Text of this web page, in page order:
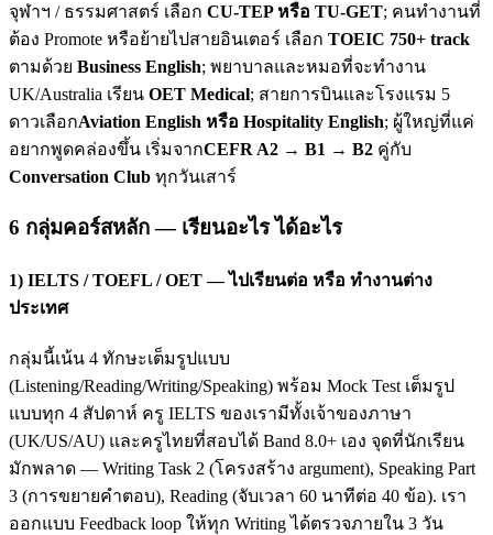
จุฬาฯ / ธรรมศาสตร์ เลือก CU-TEP หรือ TU-GET; คนทำงานที่
ต้อง Promote หรือย้ายไปสายอินเตอร์ เลือก TOEIC 750+ track
ตามด้วย Business English; พยาบาลและหมอที่จะทำงาน
UK/Australia เรียน OET Medical; สายการบินและโรงแรม 5
ดาวเลือกAviation English หรือ Hospitality English; ผู้ใหญ่ที่แค่
อยากพูดคล่องขึ้น เริ่มจากCEFR A2 → B1 → B2 คู่กับ
Conversation Club ทุกวันเสาร์
6 กลุ่มคอร์สหลัก — เรียนอะไร ได้อะไร
1) IELTS / TOEFL / OET — ไปเรียนต่อ หรือ ทำงานต่าง
ประเทศ
กลุ่มนี้เน้น 4 ทักษะเต็มรูปแบบ
(Listening/Reading/Writing/Speaking) พร้อม Mock Test เต็มรูป
แบบทุก 4 สัปดาห์ ครู IELTS ของเรามีทั้งเจ้าของภาษา
(UK/US/AU) และครูไทยที่สอบได้ Band 8.0+ เอง จุดที่นักเรียน
มักพลาด — Writing Task 2 (โครงสร้าง argument), Speaking Part
3 (การขยายคำตอบ), Reading (จับเวลา 60 นาทีต่อ 40 ข้อ). เรา
ออกแบบ Feedback loop ให้ทุก Writing ได้ตรวจภายใน 3 วัน